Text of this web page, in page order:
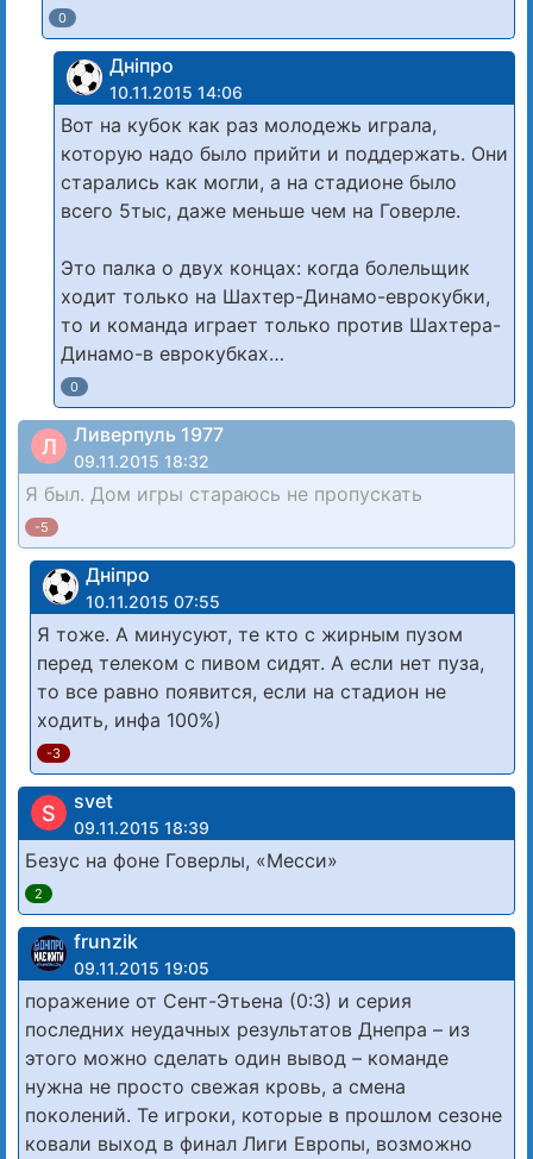
0
Дніпро
10.11.2015 14:06
Вот на кубок как раз молодежь играла,
которую надо было прийти и поддержать. Они
старались как могли, а на стадионе было
всего 5тыс, даже меньше чем на Говерле.
Это палка о двух концах: когда болельщик
ходит только на Шахтер-Динамо-еврокубки,
то и команда играет только против Шахтера-
Динамо-в еврокубках…
0
Л Ливерпуль 1977
09.11.2015 18:32
Я был. Дом игры стараюсь не пропускать
-5
Дніпро
10.11.2015 07:55
Я тоже. А минусуют, те кто с жирным пузом
перед телеком с пивом сидят. А если нет пуза,
то все равно появится, если на стадион не
ходить, инфа 100%)
-3
S svet
09.11.2015 18:39
Безус на фоне Говерлы, «Месси»
2
frunzik
09.11.2015 19:05
поражение от Сент-Этьена (0:3) и серия
последних неудачных результатов Днепра – из
этого можно сделать один вывод – команде
нужна не просто свежая кровь, а смена
поколений. Те игроки, которые в прошлом сезоне
ковали выход в финал Лиги Европы, возможно